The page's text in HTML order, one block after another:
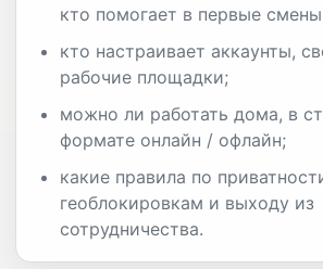
кто помогает в первые
кто настраивает аккаунты,
рабочие площадки;
можно ли работать дома, в
формате онлайн / офлайн;
какие правила по
геоблокировкам и выходу из
сотрудничества.